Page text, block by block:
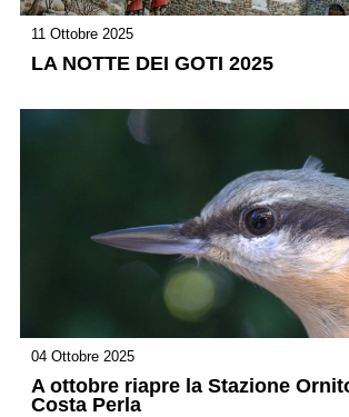
11 Ottobre 2025
LA NOTTE DEI GOTI 2025
04 Ottobre 2025
A ottobre riapre la Stazione
Costa Perla